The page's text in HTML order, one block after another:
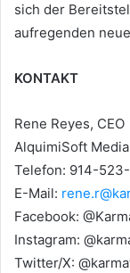
sich der
aufregenden
KONTAKT
Rene Reyes, CEO
AlquimiSoft
Telefon: 914-
E-Mail:
Facebook:
Instagram:
Twitter/X: